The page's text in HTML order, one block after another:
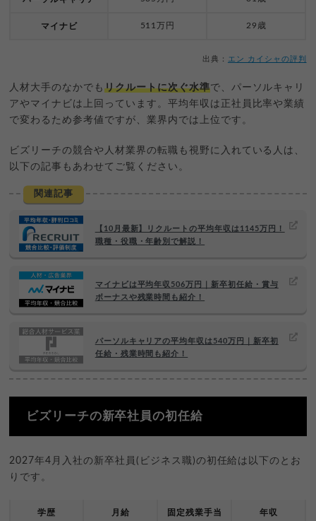
マイナビ 511万円 29歳
出典： エン カイシャの評判
人材大手のなかでもリクルートに次ぐ水準で、パーソルキャリ
アやマイナビは上回っています。平均年収は正社員比率や業績
で変わるため参考値ですが、業界内では上位です。
ビズリーチの競合や人材業界の転職も視野に入れている人は、
以下の記事もあわせてご覧ください。
関連記事
【10月最新】リクルートの平均年収は1145万円！
職種・役職・年齢別で解説！
マイナビは平均年収506万円｜新卒初任給・賞与
ボーナスや残業時間も紹介！
パーソルキャリアの平均年収は540万円｜新卒初
任給・残業時間も紹介！
ビズリーチの新卒社員の初任給
2027年4月入社の新卒社員(ビジネス職)の初任給は以下のとお
りです。
学歴 月給 固定残業手当 年収